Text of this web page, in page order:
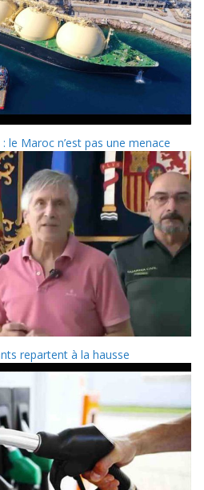
le Maroc n’est pas une menace
repartent à la hausse